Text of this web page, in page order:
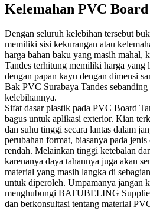
Kelemahan PVC Board
Dengan seluruh kelebihan tersebut
memiliki sisi kekurangan atau
harga bahan baku yang masih mahal,
Tandes terhitung memiliki harga
dengan papan kayu dengan dimensi
Bak PVC Surabaya Tandes
kelebihannya.
Sifat dasar plastik pada PVC Board
bagus untuk aplikasi exterior. Kian
dan suhu tinggi secara lantas dalam
perubahan format, biasanya pada
rendah. Melainkan tinggi ketebalan
karenanya daya tahannya juga akan
material yang masih langka di
untuk diperoleh. Umpamanya jangan
menghubungi BATUBELING
dan berkonsultasi tentang material